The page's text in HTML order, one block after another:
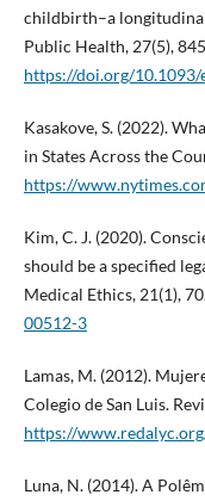
childbirth–a
Public Health, 27(5),
https://doi.org/10.1093/
Kasakove, S. (2022).
in States Across the
https://
Kim, C. J. (2020).
should be a specified
Medical Ethics, 21(1),
00512-3
Lamas, M. (2012).
Colegio de San Luis.
https://
Luna, N. (2014). A